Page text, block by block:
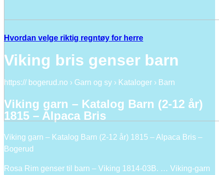
Hvordan velge riktig regntøy for herre
Viking bris genser barn
https:// bogerud.no › Garn og sy › Kataloger › Barn
Viking garn – Katalog Barn (2-12 år)
1815 – Alpaca Bris
Viking garn – Katalog Barn (2-12 år) 1815 – Alpaca Bris –
Bogerud
Rosa Rim genser til barn – Viking 1814-03B. … Viking-garn